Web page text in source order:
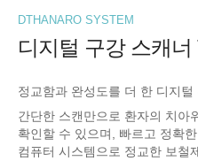
DTHANARO SYSTEM
디지털 구강 스캐너
정교함과 완성도를 더 한 디지털
간단한 스캔만으로 환자의 치아
확인할 수 있으며, 빠르고 정확
컴퓨터 시스템으로 정교한 보철